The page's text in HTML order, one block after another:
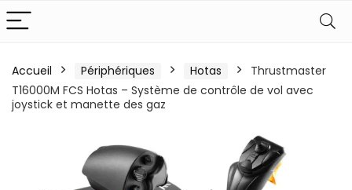
Accueil Périphériques Hotas
Thrustmaster
T16000M FCS Hotas – Système de contrôle de vol avec
joystick et manette des gaz